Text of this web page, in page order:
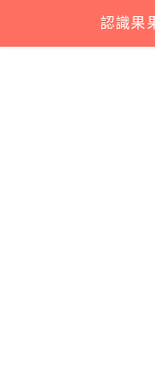
content
認識果